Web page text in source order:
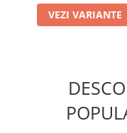
Incaltaminte de lucru si
Accesorii pentru
Casti de protectie
VEZI VARIANTE